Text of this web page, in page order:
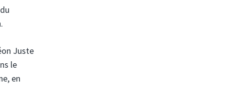
Juste
le
en